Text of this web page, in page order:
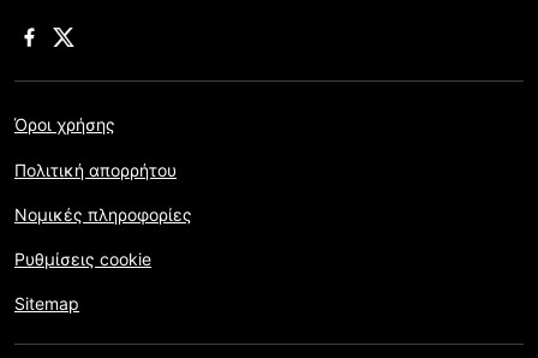
Όροι χρήσης
Πολιτική απορρήτου
Νομικές πληροφορίες
Ρυθμίσεις cookie
Sitemap